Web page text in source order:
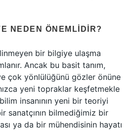
NEDEN ÖNEMLIDIR?
bir bilgiye ulaşma
Ancak bu basit tanım,
çok yönlülüğünü gözler önüne
yeni topraklar keşfetmekle
insanının yeni bir teoriyi
sanatçının bilmediğimiz bir
ya da bir mühendisinin hayatı